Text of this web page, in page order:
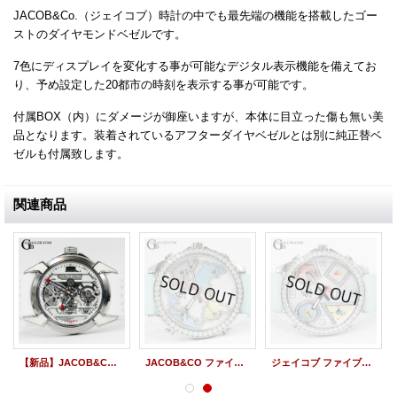
JACOB&Co.（ジェイコブ）時計の中でも最先端の機能を搭載したゴー
ストのダイヤモンドベゼルです。
7色にディスプレイを変化する事が可能なデジタル表示機能を備えてお
り、予め設定した20都市の時刻を表示する事が可能です。
付属BOX（内）にダメージが御座いますが、本体に目立った傷も無い美
品となります。装着されているアフターダイヤベゼルとは別に純正替ベ
ゼルも付属致します。
関連商品
【新品】JACOB&CO EPIC X ジェイコブ エピックX レーシングチタン ホワイトネオラリスインナーリング ラバー EX100.20.WR.WB.A JACOB&CO ファイブタイムゾーン ワールドマップ 純正ダイヤ 47mm ジェイコブ JC123 ジェイコブ ファイブタイムゾーン 純正ダイヤ MOP 5タイムゾーン 47mm